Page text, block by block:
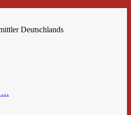
Deutschlands
…